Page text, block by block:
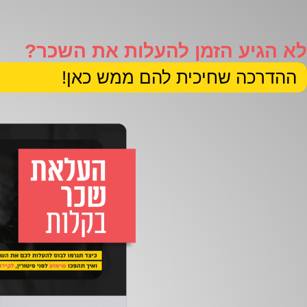
לא הגיע הזמן להעלות את השכר?
ההדרכה שחיכית להם ממש כאן!